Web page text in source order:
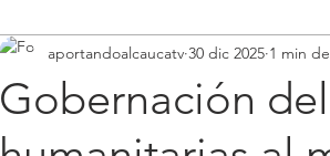
Gobernación
aportandoalcaucatv 30 dic 2025 1 min